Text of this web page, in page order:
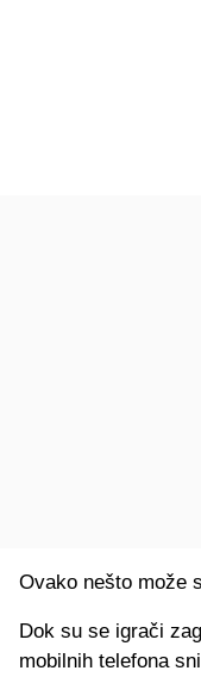
Ovako nešto može
Dok su se igrači
mobilnih telefona